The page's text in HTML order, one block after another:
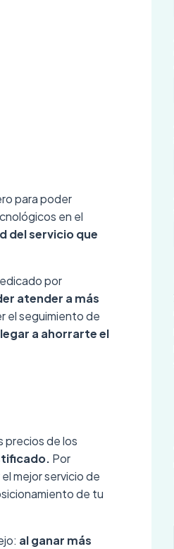
para poder
en el
del servicio que
por
atender a más
el seguimiento de
a ahorrarte el
precios de los
Por
mejor servicio de
de tu
al ganar más